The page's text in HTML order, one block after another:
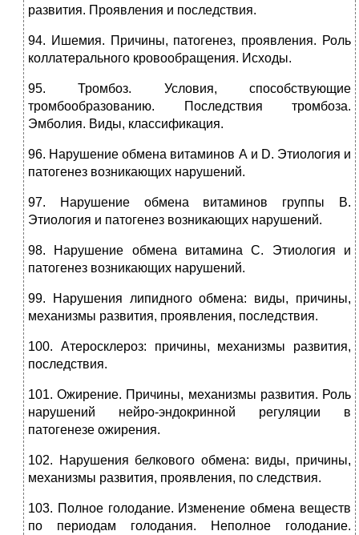
развития. Проявления и последствия.
94. Ишемия. Причины, патогенез, проявления. Роль
коллатерального кровообращения. Исходы.
95. Тромбоз. Условия, способствующие
тромбообразованию. Последствия тромбоза.
Эмболия. Виды, классификация.
96. Нарушение обмена витаминов А и D. Этиология и
патогенез возникающих нарушений.
97. Нарушение обмена витаминов группы B.
Этиология и патогенез возникающих нарушений.
98. Нарушение обмена витамина C. Этиология и
патогенез возникающих нарушений.
99. Нарушения липидного обмена: виды, причины,
механизмы развития, проявления, последствия.
100. Атеросклероз: причины, механизмы развития,
последствия.
101. Ожирение. Причины, механизмы развития. Роль
нарушений нейро-эндокринной регуляции в
патогенезе ожирения.
102. Нарушения белкового обмена: виды, причины,
механизмы развития, проявления, по следствия.
103. Полное голодание. Изменение обмена веществ
по периодам голодания. Неполное голодание.